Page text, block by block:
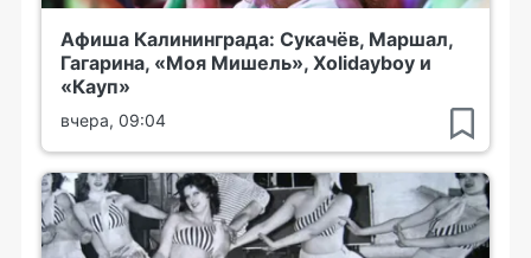
Афиша Калининграда: Сукачёв, Маршал,
Гагарина, «Моя Мишель», Xolidayboy и
«Кауп»
вчера, 09:04